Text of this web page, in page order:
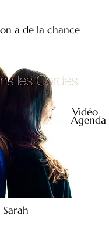
a de la chance
Agenda
Vidéo
Sarah